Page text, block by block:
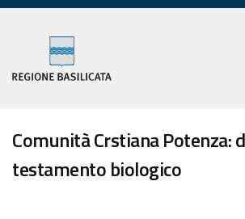
Comunità Crstiana Potenza:
testamento biologico